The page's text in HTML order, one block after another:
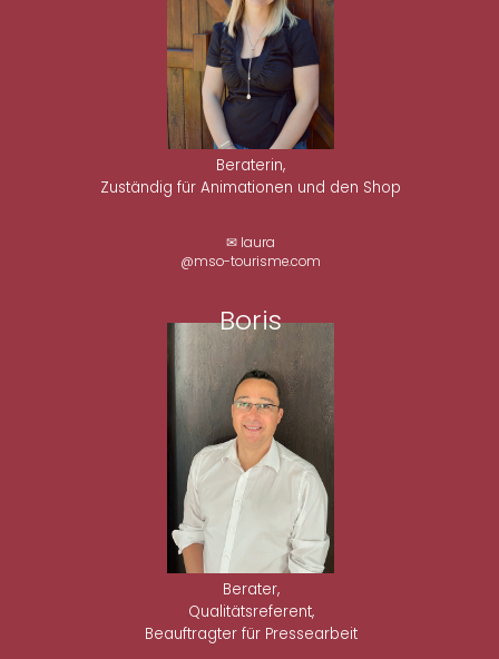
Beraterin,
Zuständig für Animationen und den Shop
✉ laura
@mso-tourisme.com
Boris
Berater,
Qualitätsreferent,
Beauftragter für Pressearbeit